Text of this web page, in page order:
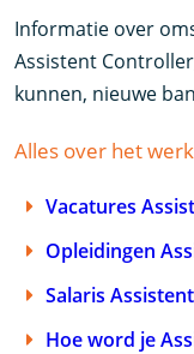
Informatie over
Assistent
kunnen, nieuwe
Alles over het
Vacatures
Opleidingen
Salaris
Hoe word je